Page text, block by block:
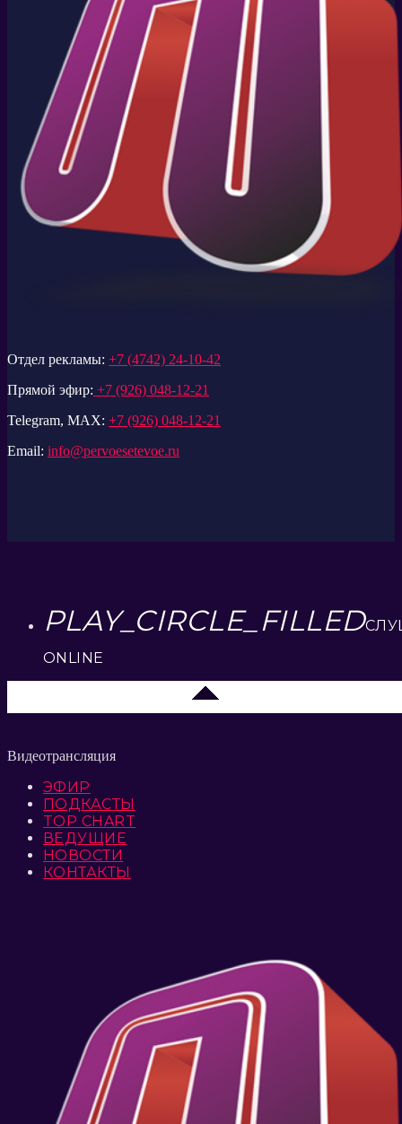
Отдел рекламы: +7 (4742) 24-10-42
Прямой эфир: +7 (926) 048-12-21
Telegram, MAX: +7 (926) 048-12-21
Email: info@pervoesetevoe.ru
PLAY_CIRCLE_FILLED
ONLINE
Видеотрансляция
ЭФИР
ПОДКАСТЫ
TOP CHART
ВЕДУЩИЕ
НОВОСТИ
КОНТАКТЫ